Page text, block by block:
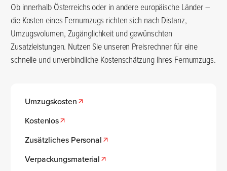
Ob innerhalb Österreichs oder in andere europäische Länder –
die Kosten eines Fernumzugs richten sich nach Distanz,
Umzugsvolumen, Zugänglichkeit und gewünschten
Zusatzleistungen. Nutzen Sie unseren Preisrechner für eine
schnelle und unverbindliche Kostenschätzung Ihres Fernumzugs.
Umzugskosten
Kostenlos
Zusätzliches Personal
Verpackungsmaterial